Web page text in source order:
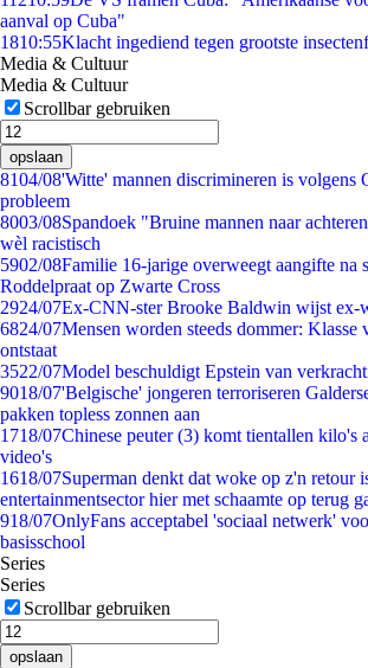
aanval op Cuba"
1810:55Klacht ingediend tegen grootste
Media & Cultuur
Media & Cultuur
Scrollbar gebruiken
opslaan
8104/08'Witte' mannen discrimineren is volgens
probleem
8003/08Spandoek "Bruine mannen naar
wèl racistisch
5902/08Familie 16-jarige overweegt aangifte na
Roddelpraat op Zwarte Cross
2924/07Ex-CNN-ster Brooke Baldwin wijst ex-
6824/07Mensen worden steeds dommer: Klasse
ontstaat
3522/07Model beschuldigt Epstein van
9018/07'Belgische' jongeren terroriseren
pakken topless zonnen aan
1718/07Chinese peuter (3) komt tientallen kilo's
video's
1618/07Superman denkt dat woke op z'n retour
entertainmentsector hier met schaamte op terug
918/07OnlyFans acceptabel 'sociaal netwerk'
basisschool
Series
Series
Scrollbar gebruiken
opslaan